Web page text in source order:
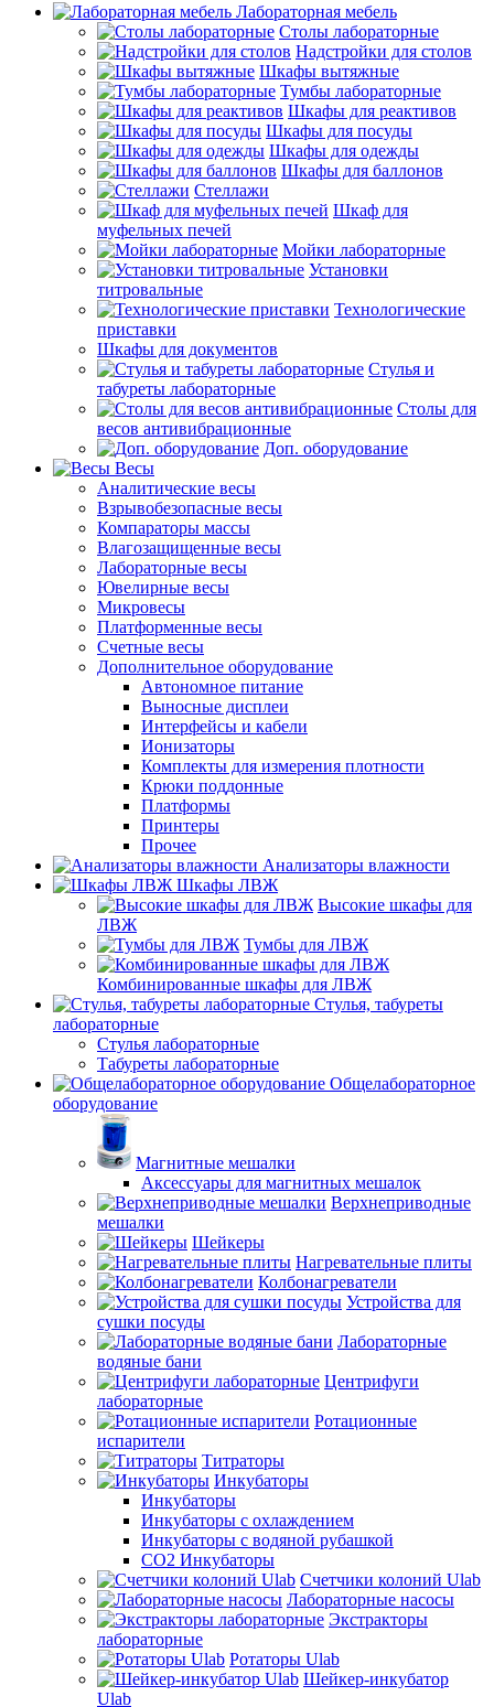
Лабораторная мебель
Столы лабораторные
Надстройки для столов
Шкафы вытяжные
Тумбы лабораторные
Шкафы для реактивов
Шкафы для посуды
Шкафы для одежды
Шкафы для баллонов
Стеллажи
Шкаф для
муфельных печей
Мойки лабораторные
Установки
титровальные
Технологические
приставки
Шкафы для документов
Стулья и
табуреты лабораторные
Столы для
весов антивибрационные
Доп. оборудование
Весы
Аналитические весы
Взрывобезопасные весы
Компараторы массы
Влагозащищенные весы
Лабораторные весы
Ювелирные весы
Микровесы
Платформенные весы
Счетные весы
Дополнительное оборудование
Автономное питание
Выносные дисплеи
Интерфейсы и кабели
Ионизаторы
Комплекты для измерения плотности
Крюки поддонные
Платформы
Принтеры
Прочее
Анализаторы влажности
Шкафы ЛВЖ
Высокие шкафы для
ЛВЖ
Тумбы для ЛВЖ
Комбинированные шкафы для ЛВЖ
Стулья, табуреты
лабораторные
Стулья лабораторные
Табуреты лабораторные
Общелабораторное
оборудование
Магнитные мешалки
Аксессуары для магнитных мешалок
Верхнеприводные
мешалки
Шейкеры
Нагревательные плиты
Колбонагреватели
Устройства для
сушки посуды
Лабораторные
водяные бани
Центрифуги
лабораторные
Ротационные
испарители
Титраторы
Инкубаторы
Инкубаторы
Инкубаторы с охлаждением
Инкубаторы с водяной рубашкой
CO2 Инкубаторы
Счетчики колоний Ulab
Лабораторные насосы
Экстракторы
лабораторные
Ротаторы Ulab
Шейкер-инкубатор
Ulab